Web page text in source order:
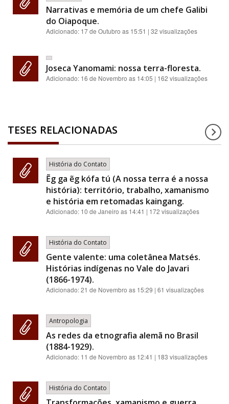
Narrativas e memória de um chefe Galibi
do Oiapoque.
Adicionado: 17 de Outubro as 15:51 | 32 visualizações
Joseca Yanomami: nossa terra-floresta.
Adicionado: 16 de Novembro as 14:05 | 162 visualizações
TESES RELACIONADAS
História do Contato
Ẽg ga ẽg kófa tú (A nossa terra é a nossa
história): território, trabalho, xamanismo
e história em retomadas kaingang.
Adicionado: 10 de Janeiro as 14:41 | 172 visualizações
História do Contato
Gente valente: uma coletânea Matsés.
Histórias indígenas no Vale do Javari
(1866-1974).
Adicionado:21 de Novembro as 15:29 | 61 visualizações
Antropologia
As redes da etnografia alemã no Brasil
(1884-1929).
Adicionado: 11 de Novembro as 12:41 | 183 visualizações
História do Contato